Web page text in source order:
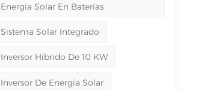
Energía Solar En Baterías
Sistema Solar Integrado
Inversor Híbrido De 10 KW
Inversor De Energía Solar